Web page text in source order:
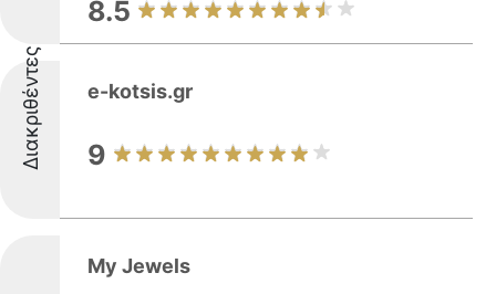
8.5
Διακριθέντες e-kotsis.gr
9
My Jewels